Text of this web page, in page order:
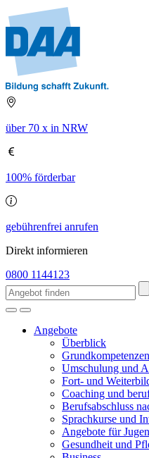
über 70 x in NRW
100% förderbar
gebührenfrei anrufen
Direkt informieren
0800 1144123
Angebote
Überblick
Grundkompetenzen
Umschulung und
Fort- und
Coaching und
Berufsabschluss
Sprachkurse und
Angebote für
Gesundheit und